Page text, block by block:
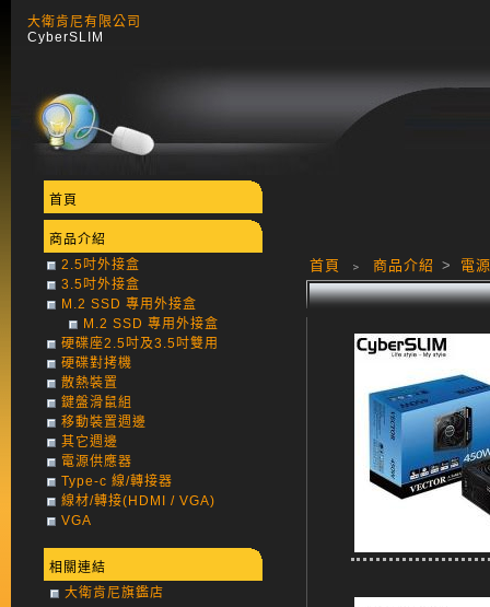
大衛肯尼有限公司
CyberSLIM
首頁 ﹥ 商品介紹 > 電
首頁
商品介紹
2.5吋外接盒
3.5吋外接盒
M.2 SSD 專用外接盒
M.2 SSD 專用外接盒
硬碟座2.5吋及3.5吋雙用
硬碟對拷機
散熱裝置
鍵盤滑鼠組
移動裝置週邊
其它週邊
電源供應器
Type-c 線/轉接器
線材/轉接(HDMI / VGA)
VGA
相關連結
大衛肯尼旗鑑店